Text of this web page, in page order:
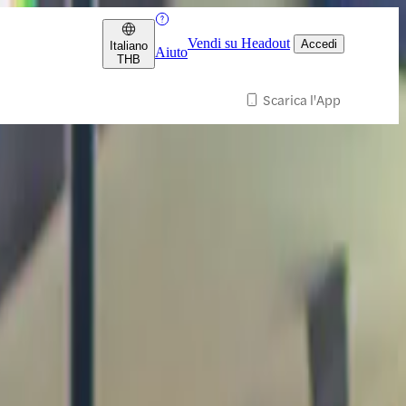
Italiano
THB
Aiuto
Vendi su Headout Accedi
Scarica l'App